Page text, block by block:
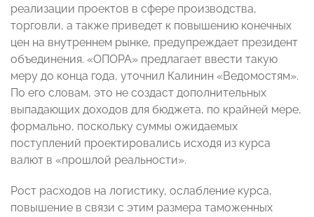
реализации проектов в сфере производства,
торговли, а также приведет к повышению конечных
цен на внутреннем рынке, предупреждает президент
объединения. «ОПОРА» предлагает ввести такую
меру до конца года, уточнил Калинин «Ведомостям».
По его словам, это не создаст дополнительных
выпадающих доходов для бюджета, по крайней мере,
формально, поскольку суммы ожидаемых
поступлений проектировались исходя из курса
валют в «прошлой реальности».
Рост расходов на логистику, ослабление курса,
повышение в связи с этим размера таможенных